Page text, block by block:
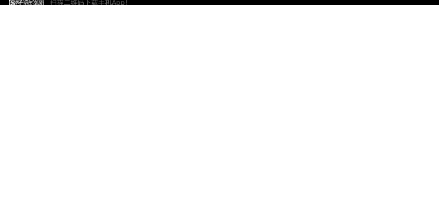
扫描二维码下载手机App！